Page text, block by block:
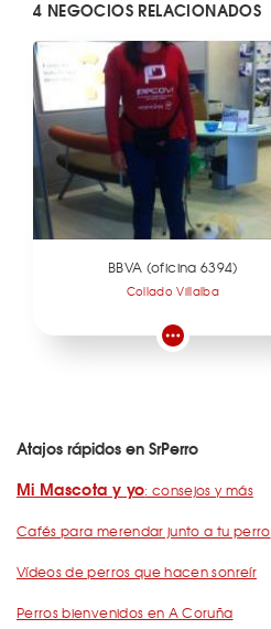
4 NEGOCIOS RELACIONADOS
BBVA (oficina 6394)
Collado Villalba
Atajos rápidos en SrPerro
Mi Mascota y yo: consejos y más
Cafés para merendar junto a tu perro
Vídeos de perros que hacen sonreír
Perros bienvenidos en A Coruña